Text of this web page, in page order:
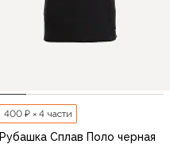
400 ₽ × 4 части
Рубашка Сплав Поло черная